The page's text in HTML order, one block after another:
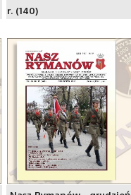
r. (140)